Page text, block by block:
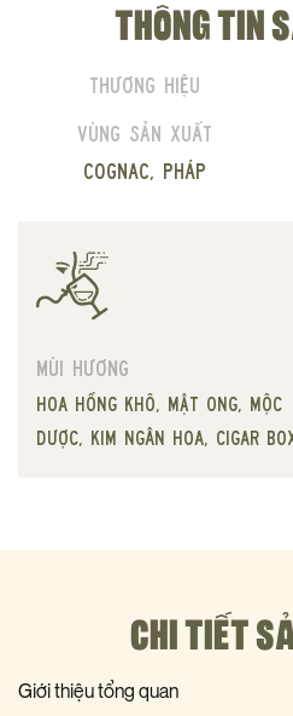
THÔNG TIN
Thương hiệu
Vùng sản xuất
Cognac, Pháp
Mùi hương
hoa hồng khô, mật ong, mộc
dược, kim ngân hoa, cigar
CHI TIẾT
Giới thiệu tổng quan